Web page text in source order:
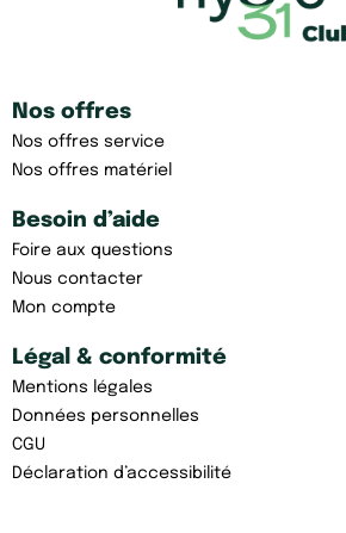
Nos offres
Nos offres service
Nos offres matériel
Besoin d’aide
Foire aux questions
Nous contacter
Mon compte
Légal & conformité
Mentions légales
Données personnelles
CGU
Déclaration d’accessibilité